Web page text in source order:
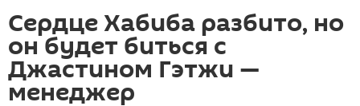
Сердце Хабиба разбито, но
он будет биться с
Джастином Гэтжи —
менеджер